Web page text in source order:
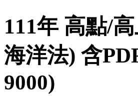
111年 高點/
海洋法) 含
9000)